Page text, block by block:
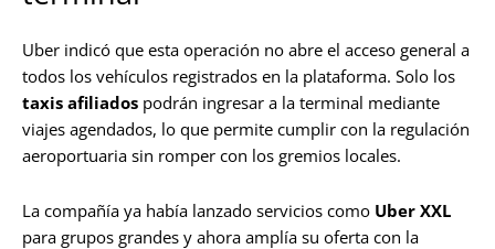
Uber indicó que esta operación no abre el acceso general a
todos los vehículos registrados en la plataforma. Solo los
taxis afiliados podrán ingresar a la terminal mediante
viajes agendados, lo que permite cumplir con la regulación
aeroportuaria sin romper con los gremios locales.
La compañía ya había lanzado servicios como Uber XXL
para grupos grandes y ahora amplía su oferta con la